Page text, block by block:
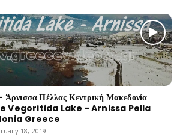
Άρνισσα Πέλλας Κεντρική Μακεδονία
Vegoritida Lake - Arnissa Pella
Greece
18, 2019